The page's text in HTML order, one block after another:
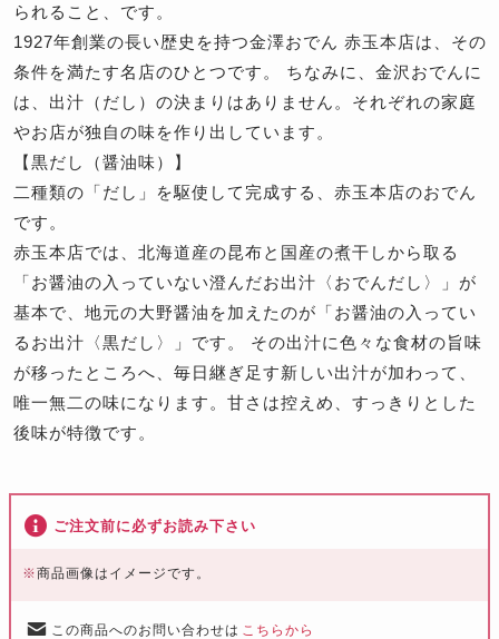
られること、です。
1927年創業の長い歴史を持つ金澤おでん 赤玉本店は、その
条件を満たす名店のひとつです。 ちなみに、金沢おでんに
は、出汁（だし）の決まりはありません。それぞれの家庭
やお店が独自の味を作り出しています。
【黒だし（醤油味）】
二種類の「だし」を駆使して完成する、赤玉本店のおでん
です。
赤玉本店では、北海道産の昆布と国産の煮干しから取る
「お醤油の入っていない澄んだお出汁〈おでんだし〉」が
基本で、地元の大野醤油を加えたのが「お醤油の入ってい
るお出汁〈黒だし〉」です。 その出汁に色々な食材の旨味
が移ったところへ、毎日継ぎ足す新しい出汁が加わって、
唯一無二の味になります。甘さは控えめ、すっきりとした
後味が特徴です。
ご注文前に必ずお読み下さい
※商品画像はイメージです。
この商品へのお問い合わせは こちらから